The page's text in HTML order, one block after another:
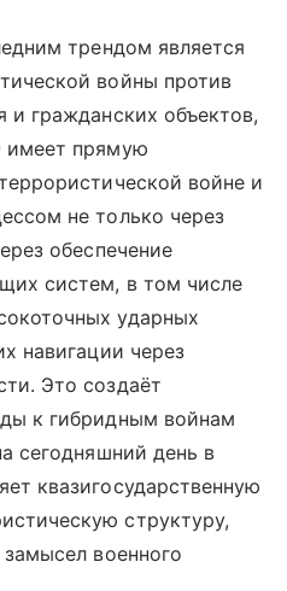
трендом является
войны против
и гражданских объектов,
прямую
войне и
не только через
обеспечение
систем, в том числе
ударных
навигации через
Это создаёт
к гибридным войнам
сегодняшний день в
квазигосударственную
структуру,
военного